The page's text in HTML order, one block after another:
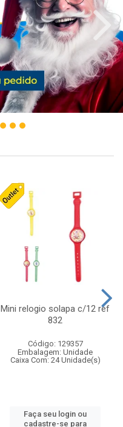
Mini relogio solapa c/12 ref
832
Código: 129357
Embalagem: Unidade
Caixa Com: 24 Unidade(s)
Faça seu login ou
cadastre-se para